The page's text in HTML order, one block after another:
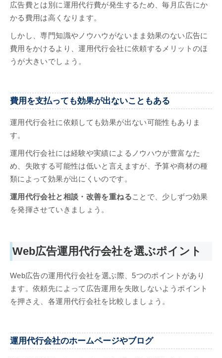
広告費とは別に運用代行費が発生するため、毎月広告にか
かる費用は高くなります。
しかし、専門知識やノウハウがないまま効果のない広告に
費用をかけるより、運用代行会社に依頼するメリットのほ
うが大きいでしょう。
費用を支払っても効果が出ないこともある
運用代行会社に依頼しても効果が出ない可能性もありま
す。
運用代行会社には経験や実績によるノウハウが豊富なた
め、失敗する可能性は低いと言えますが、予算や商材の種
類によって効果が出にくいのです。
運用代行会社と相談・改善を重ねることで、少しずつ効果
を発揮させていきましょう。
Web広告運用代行会社を選ぶポイント
Web広告の運用代行会社を選ぶ際、5つのポイントがあり
ます。依頼先によって広告運用を失敗しないようポイント
を押さえ、各運用代行会社を比較しましょう。
運用代行会社のホームページやブログ